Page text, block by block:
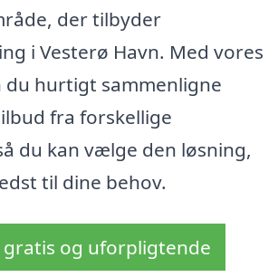
der tilbyder
i Vesterø Havn. Med vores
hurtigt sammenligne
fra forskellige
du kan vælge den løsning,
til dine behov.
gratis og uforpligtende